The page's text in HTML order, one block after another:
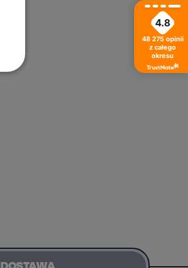
4.8
48 275 opinii
z całego
okresu